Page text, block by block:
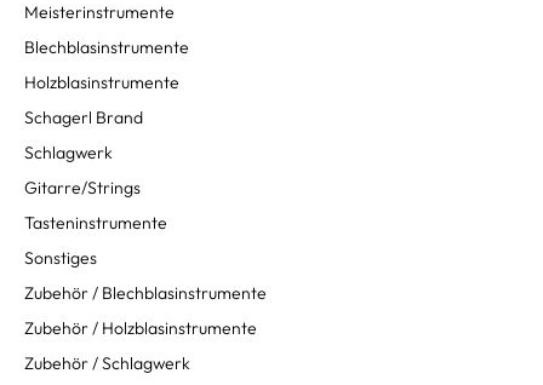
Meisterinstrumente
Blechblasinstrumente
Holzblasinstrumente
Schagerl Brand
Schlagwerk
Gitarre/Strings
Tasteninstrumente
Sonstiges
Zubehör / Blechblasinstrumente
Zubehör / Holzblasinstrumente
Zubehör / Schlagwerk